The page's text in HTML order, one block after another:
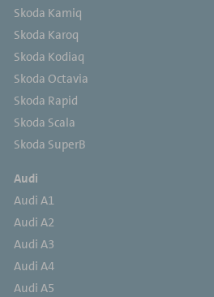
Skoda Kamiq
Skoda Karoq
Skoda Kodiaq
Skoda Octavia
Skoda Rapid
Skoda Scala
Skoda SuperB
Audi
Audi A1
Audi A2
Audi A3
Audi A4
Audi A5